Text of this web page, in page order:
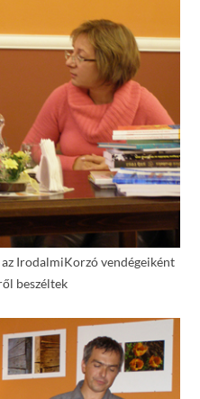
IrodalmiKorzó vendégeiként
beszéltek